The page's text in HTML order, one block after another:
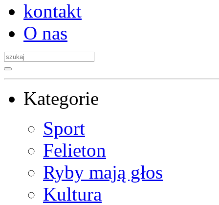
kontakt
O nas
Kategorie
Sport
Felieton
Ryby mają głos
Kultura